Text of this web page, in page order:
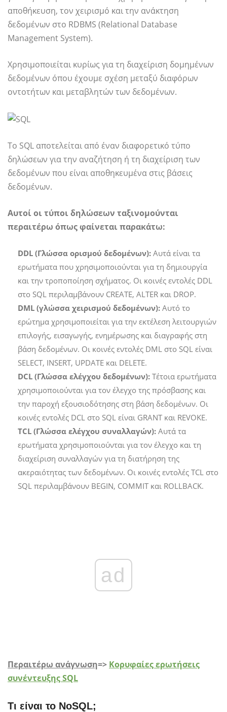
αποθήκευση, τον χειρισμό και την ανάκτηση
δεδομένων στο RDBMS (Relational Database
Management System).
Χρησιμοποιείται κυρίως για τη διαχείριση δομημένων
δεδομένων όπου έχουμε σχέση μεταξύ διαφόρων
οντοτήτων και μεταβλητών των δεδομένων.
Το SQL αποτελείται από έναν διαφορετικό τύπο
δηλώσεων για την αναζήτηση ή τη διαχείριση των
δεδομένων που είναι αποθηκευμένα στις βάσεις
δεδομένων.
Αυτοί οι τύποι δηλώσεων ταξινομούνται
περαιτέρω όπως φαίνεται παρακάτω:
DDL (Γλώσσα ορισμού δεδομένων): Αυτά είναι τα
ερωτήματα που χρησιμοποιούνται για τη δημιουργία
και την τροποποίηση σχήματος. Οι κοινές εντολές DDL
στο SQL περιλαμβάνουν CREATE, ALTER και DROP.
DML (γλώσσα χειρισμού δεδομένων): Αυτό το
ερώτημα χρησιμοποιείται για την εκτέλεση λειτουργιών
επιλογής, εισαγωγής, ενημέρωσης και διαγραφής στη
βάση δεδομένων. Οι κοινές εντολές DML στο SQL είναι
SELECT, INSERT, UPDATE και DELETE.
DCL (Γλώσσα ελέγχου δεδομένων): Τέτοια ερωτήματα
χρησιμοποιούνται για τον έλεγχο της πρόσβασης και
την παροχή εξουσιοδότησης στη βάση δεδομένων. Οι
κοινές εντολές DCL στο SQL είναι GRANT και REVOKE.
TCL (Γλώσσα ελέγχου συναλλαγών): Αυτά τα
ερωτήματα χρησιμοποιούνται για τον έλεγχο και τη
διαχείριση συναλλαγών για τη διατήρηση της
ακεραιότητας των δεδομένων. Οι κοινές εντολές TCL στο
SQL περιλαμβάνουν BEGIN, COMMIT και ROLLBACK.
ad
Περαιτέρω ανάγνωση=> Κορυφαίες ερωτήσεις
συνέντευξης SQL
Τι είναι το NoSQL;